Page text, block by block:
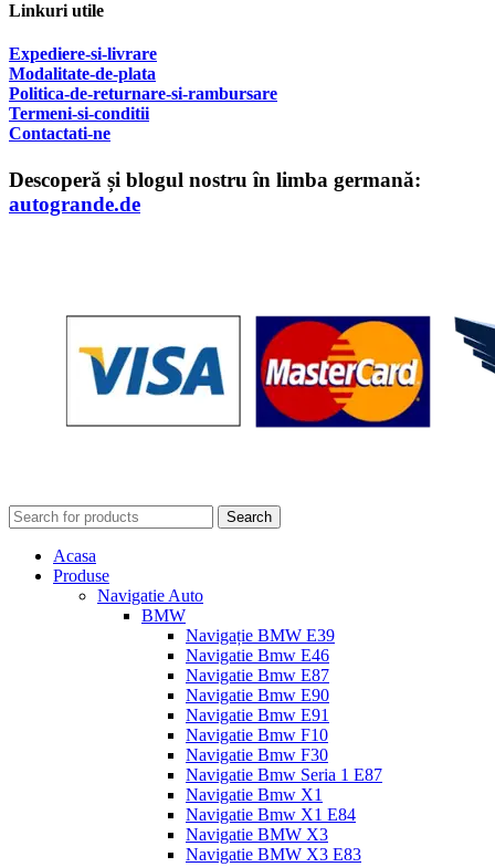
Linkuri utile
Expediere-si-livrare
Modalitate-de-plata
Politica-de-returnare-si-rambursare
Termeni-si-conditii
Contactati-ne
Descoperă și blogul nostru în limba germană:
autogrande.de
Search
Acasa
Produse
Navigatie Auto
BMW
Navigație BMW E39
Navigatie Bmw E46
Navigatie Bmw E87
Navigatie Bmw E90
Navigatie Bmw E91
Navigatie Bmw F10
Navigatie Bmw F30
Navigatie Bmw Seria 1 E87
Navigatie Bmw X1
Navigatie Bmw X1 E84
Navigatie BMW X3
Navigatie BMW X3 E83